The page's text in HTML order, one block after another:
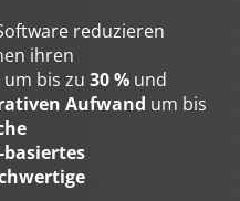
reduzieren
ihren
bis zu 30 % und
Aufwand um bis
basiertes